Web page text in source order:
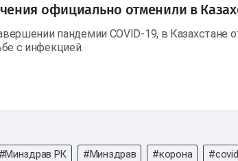
официально отменили в
пандемии COVID-19, в Казахстане
с инфекцией.
#Минздрав РК #Минздрав #корона